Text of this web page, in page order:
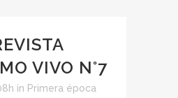
VIVO N°7
in Primera época